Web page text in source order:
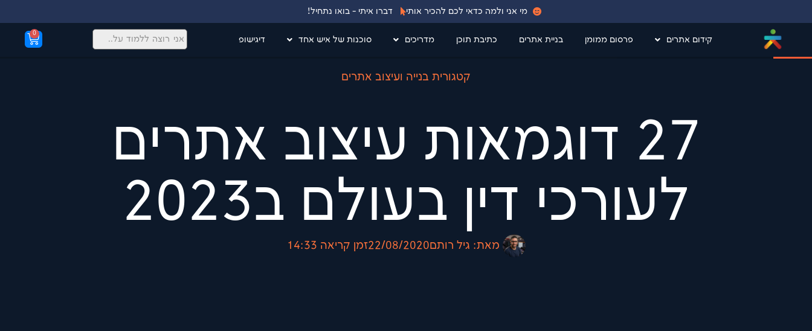
מי אני ולמה כדאי לכם להכיר אותי דברו איתי - בואו נתחיל!
קידום אתרים פרסום ממומן בניית אתרים כתיבת תוכן מדריכים סוכנות של איש אחד דיגישופ
0
קטגורית בנייה ועיצוב אתרים
27 דוגמאות עיצוב אתרים
לעורכי דין בעולם ב2023
מאת: גיל רותם22/08/2020זמן קריאה 14:33